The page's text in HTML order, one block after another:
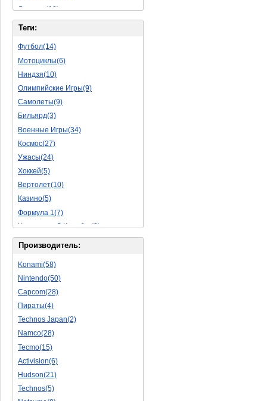
Леталки(18)
Симуляторы Жизни(40)
Логические Игры(18)
Азартные(15)
Ролевые Игры(62)
Боевик(8)
Головоломка(5)
Rpg(3)
Пошаговые Игры(15)
Пазлы(56)
Исторические(16)
Обучающие(5)
Теги:
Футбол(14)
Мотоциклы(6)
Ниндзя(10)
Олимпийские Игры(9)
Самолеты(9)
Бильярд(3)
Военные Игры(34)
Космос(27)
Ужасы(24)
Хоккей(5)
Вертолет(10)
Казино(5)
Формула 1(7)
Космический Корабль(9)
Баскетбол(10)
Мультфильм(20)
Роботы(15)
Дебильные(1)
2D(164)
На Русском Языке(11)
Бокс(6)
Карате(11)
Избей Их Всех(22)
Мотокросс(4)
Реслинг(10)
Производитель:
Konami(58)
Nintendo(50)
Capcom(28)
Пираты(4)
Technos Japan(2)
Namco(28)
Tecmo(15)
Activision(6)
Hudson(21)
Technos(5)